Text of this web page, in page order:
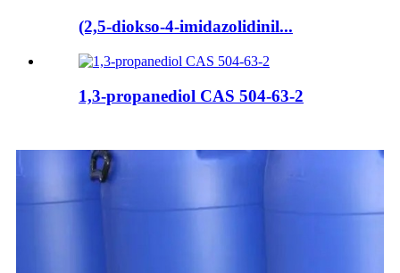
(2,5-diokso-4-imidazolidinil...
1,3-propanediol CAS 504-63-2